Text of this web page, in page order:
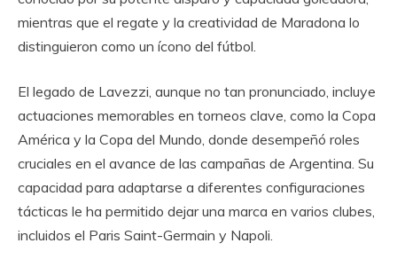
mientras que el regate y la creatividad de Maradona lo
distinguieron como un ícono del fútbol.
El legado de Lavezzi, aunque no tan pronunciado, incluye
actuaciones memorables en torneos clave, como la Copa
América y la Copa del Mundo, donde desempeñó roles
cruciales en el avance de las campañas de Argentina. Su
capacidad para adaptarse a diferentes configuraciones
tácticas le ha permitido dejar una marca en varios clubes,
incluidos el Paris Saint-Germain y Napoli.